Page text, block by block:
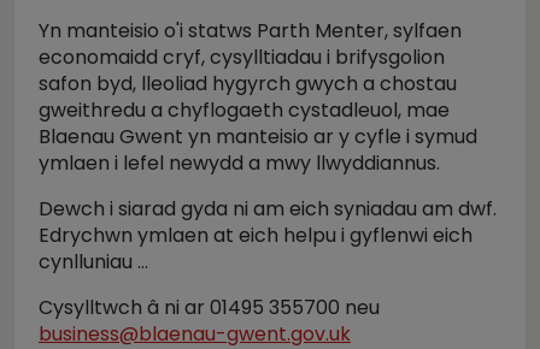
Yn manteisio o'i statws Parth Menter, sylfaen
economaidd cryf, cysylltiadau i brifysgolion
safon byd, lleoliad hygyrch gwych a chostau
gweithredu a chyflogaeth cystadleuol, mae
Blaenau Gwent yn manteisio ar y cyfle i symud
ymlaen i lefel newydd a mwy llwyddiannus.
Dewch i siarad gyda ni am eich syniadau am dwf.
Edrychwn ymlaen at eich helpu i gyflenwi eich
cynlluniau ...
Cysylltwch â ni ar 01495 355700 neu
business@blaenau-gwent.gov.uk